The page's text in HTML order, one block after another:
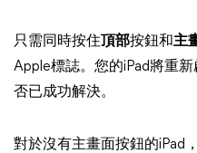
只需同時按住頂部按鈕和主
Apple標誌。您的iPad將重
否已成功解決。
對於沒有主畫面按鈕的iPad